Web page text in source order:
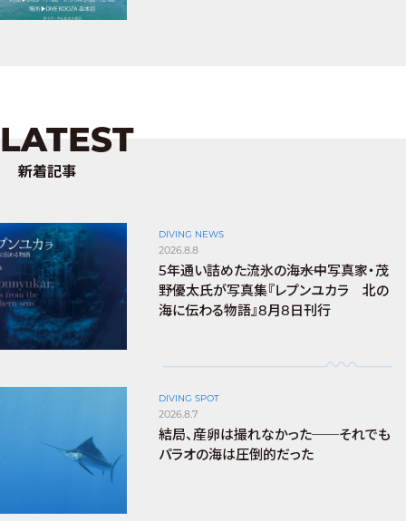
LATEST
新着記事
DIVING NEWS
2026.8.8
5年通い詰めた流氷の海――水中写真家・茂
野優太氏が写真集『レプンユカラ 北の
海に伝わる物語』8月8日刊行
DIVING SPOT
2026.8.7
結局、産卵は撮れなかった──それでも
パラオの海は圧倒的だった